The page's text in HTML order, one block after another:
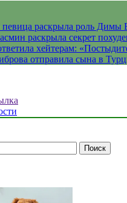
певица раскрыла роль Димы
раскрыла секрет
хейтерам:
отправила сына в